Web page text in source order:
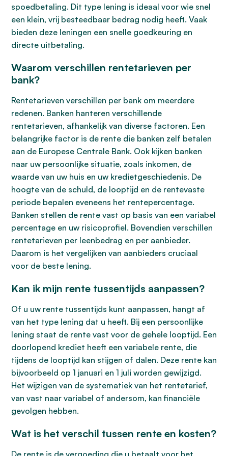
spoedbetaling. Dit type lening is ideaal voor wie snel
een klein, vrij besteedbaar bedrag nodig heeft. Vaak
bieden deze leningen een snelle goedkeuring en
directe uitbetaling.
Waarom verschillen rentetarieven per
bank?
Rentetarieven verschillen per bank om meerdere
redenen. Banken hanteren verschillende
rentetarieven, afhankelijk van diverse factoren. Een
belangrijke factor is de rente die banken zelf betalen
aan de Europese Centrale Bank. Ook kijken banken
naar uw persoonlijke situatie, zoals inkomen, de
waarde van uw huis en uw kredietgeschiedenis. De
hoogte van de schuld, de looptijd en de rentevaste
periode bepalen eveneens het rentepercentage.
Banken stellen de rente vast op basis van een variabel
percentage en uw risicoprofiel. Bovendien verschillen
rentetarieven per leenbedrag en per aanbieder.
Daarom is het vergelijken van aanbieders cruciaal
voor de beste lening.
Kan ik mijn rente tussentijds aanpassen?
Of u uw rente tussentijds kunt aanpassen, hangt af
van het type lening dat u heeft. Bij een persoonlijke
lening staat de rente vast voor de gehele looptijd. Een
doorlopend krediet heeft een variabele rente, die
tijdens de looptijd kan stijgen of dalen. Deze rente kan
bijvoorbeeld op 1 januari en 1 juli worden gewijzigd.
Het wijzigen van de systematiek van het rentetarief,
van vast naar variabel of andersom, kan financiële
gevolgen hebben.
Wat is het verschil tussen rente en kosten?
De rente is de vergoeding die u betaalt voor het